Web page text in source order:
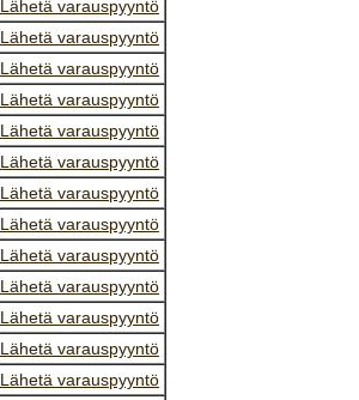
Lähetä varauspyyntö
Lähetä varauspyyntö
Lähetä varauspyyntö
Lähetä varauspyyntö
Lähetä varauspyyntö
Lähetä varauspyyntö
Lähetä varauspyyntö
Lähetä varauspyyntö
Lähetä varauspyyntö
Lähetä varauspyyntö
Lähetä varauspyyntö
Lähetä varauspyyntö
Lähetä varauspyyntö